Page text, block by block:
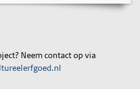
Neem contact op via